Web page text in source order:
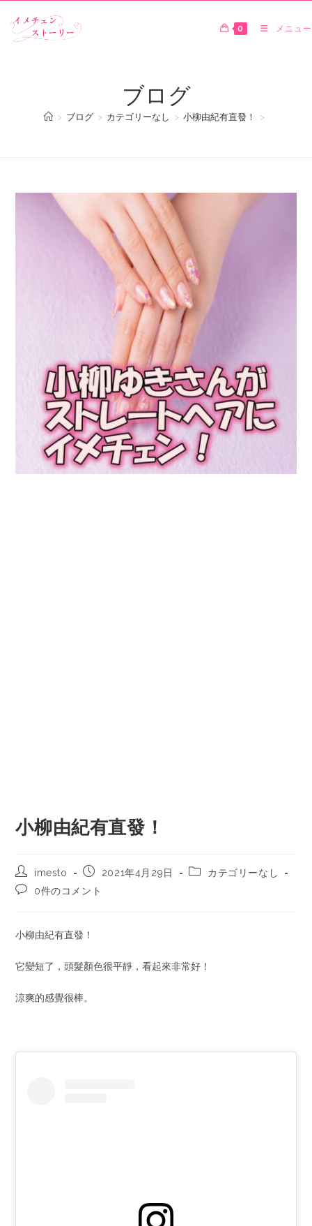
0 メニュー
ブログ
> ブログ > カテゴリーなし > 小柳由紀有直發！ >
小柳由紀有直發！
imesto 2021年4月29日
カテゴリーなし
0件のコメント
小柳由紀有直發！
它變短了，頭髮顏色很平靜，看起來非常好！
涼爽的感覺很棒。